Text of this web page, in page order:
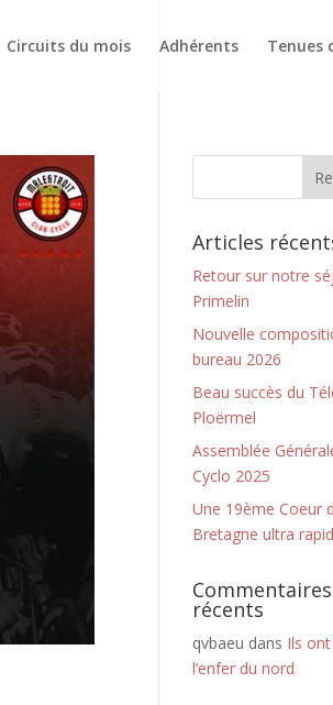
Circuits du mois Adhérents Tenues
Articles
Retour sur notre
Primelin
Nouvelle
bureau 2026
Beau succès du
Ploërmel
Assemblée
Cyclo 2025
Une 19ème Coeur
Bretagne ultra
Commentaires
récents
qvbaeu dans Ils
l’enfer du nord